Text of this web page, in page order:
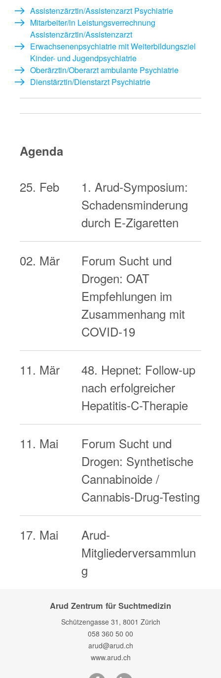
Assistenzärztin/Assistenzarzt Psychiatrie
Mitarbeiter/in Leistungsverrechnung
Assistenzärztin/Assistenzarzt
Erwachsenenpsychiatrie mit Weiterbildungsziel
Kinder- und Jugendpsychiatrie
Oberärztin/Oberarzt ambulante Psychiatrie
Dienstärztin/Dienstarzt Psychiatrie
Agenda
25. Feb
1. Arud-Symposium:
Schadensminderung
durch E-Zigaretten
02. Mär
Forum Sucht und
Drogen: OAT
Empfehlungen im
Zusammenhang mit
COVID-19
11. Mär
48. Hepnet: Follow-up
nach erfolgreicher
Hepatitis-C-Therapie
11. Mai
Forum Sucht und
Drogen: Synthetische
Cannabinoide /
Cannabis-Drug-Testing
17. Mai
Arud-
Mitgliederversammlun
g
Arud Zentrum für Suchtmedizin
Schützengasse 31, 8001 Zürich
058 360 50 00
arud@arud.ch
www.arud.ch